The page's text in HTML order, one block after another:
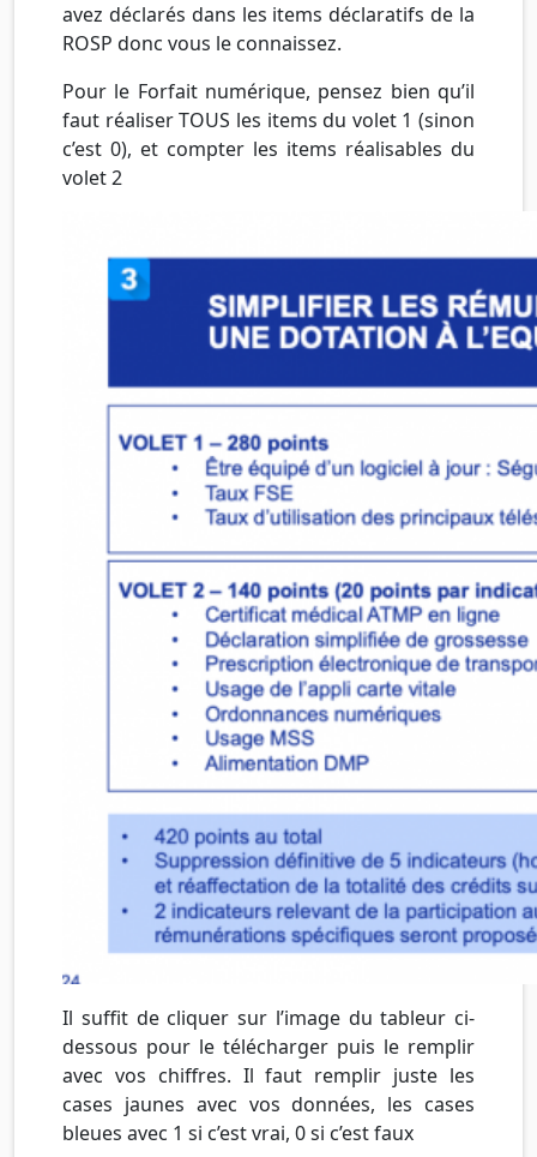
avez déclarés dans les items déclaratifs de la
ROSP donc vous le connaissez.
Pour le Forfait numérique, pensez bien qu’il
faut réaliser TOUS les items du volet 1 (sinon
c’est 0), et compter les items réalisables du
volet 2
Il suffit de cliquer sur l’image du tableur ci-
dessous pour le télécharger puis le remplir
avec vos chiffres. Il faut remplir juste les
cases jaunes avec vos données, les cases
bleues avec 1 si c’est vrai, 0 si c’est faux